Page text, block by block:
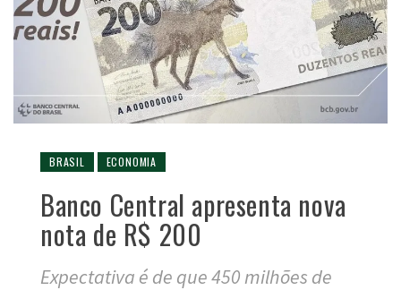
BRASIL ECONOMIA
Banco Central apresenta nova
nota de R$ 200
Expectativa é de que 450 milhões de